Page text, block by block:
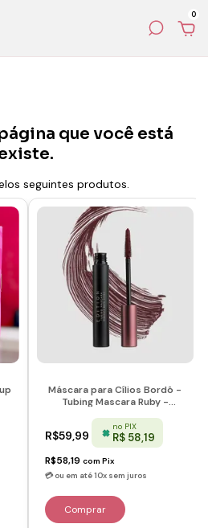
0
que você está
seguintes produtos.
Máscara para Cílios Bordô -
Tubing Mascara Ruby -
R$59,99
no PIX
R$ 58,19
R$58,19 com Pix